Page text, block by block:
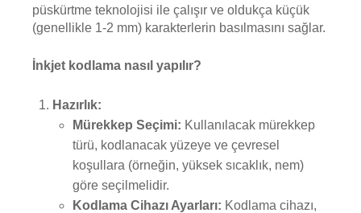
püskürtme teknolojisi ile çalışır ve oldukça küçük
(genellikle 1-2 mm) karakterlerin basılmasını sağlar.
İnkjet kodlama nasıl yapılır?
Hazırlık:
Mürekkep Seçimi: Kullanılacak mürekkep
türü, kodlanacak yüzeye ve çevresel
koşullara (örneğin, yüksek sıcaklık, nem)
göre seçilmelidir.
Kodlama Cihazı Ayarları: Kodlama cihazı,